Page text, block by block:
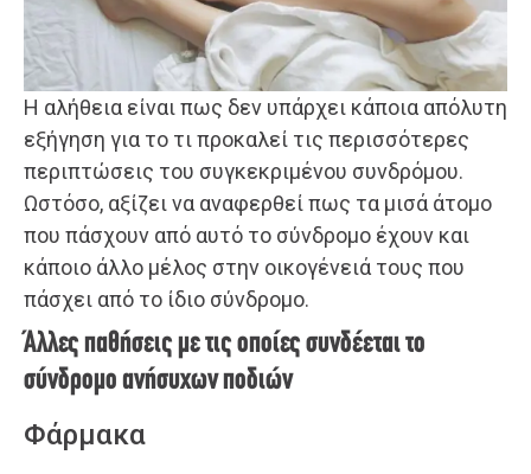
Η αλήθεια είναι πως δεν υπάρχει κάποια απόλυτη
εξήγηση για το τι προκαλεί τις περισσότερες
περιπτώσεις του συγκεκριμένου συνδρόμου.
Ωστόσο, αξίζει να αναφερθεί πως τα μισά άτομο
που πάσχουν από αυτό το σύνδρομο έχουν και
κάποιο άλλο μέλος στην οικογένειά τους που
πάσχει από το ίδιο σύνδρομο.
Άλλες παθήσεις με τις οποίες συνδέεται το
σύνδρομο ανήσυχων ποδιών
Φάρμακα